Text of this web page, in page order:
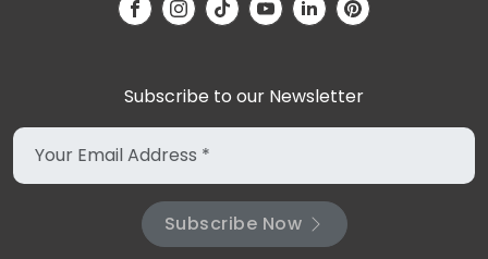
Subscribe to our Newsletter
Subscribe Now